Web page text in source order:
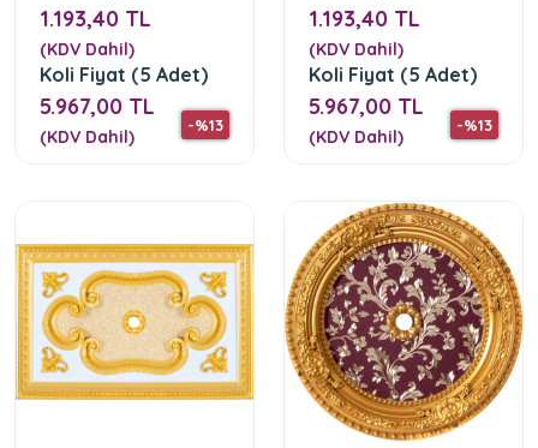
-%13
1.193,40 TL
(KDV Dahil)
Koli Fiyat (5 Adet)
5.967,00 TL
(KDV Dahil)
-%13
1.193,40 TL
(KDV Dahil)
Koli Fiyat (5 Adet)
5.967,00 TL
(KDV Dahil)